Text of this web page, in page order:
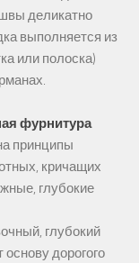
деликатно
выполняется из
или полоска)
фурнитура
принципы
кричащих
глубокие
глубокий
дорогого